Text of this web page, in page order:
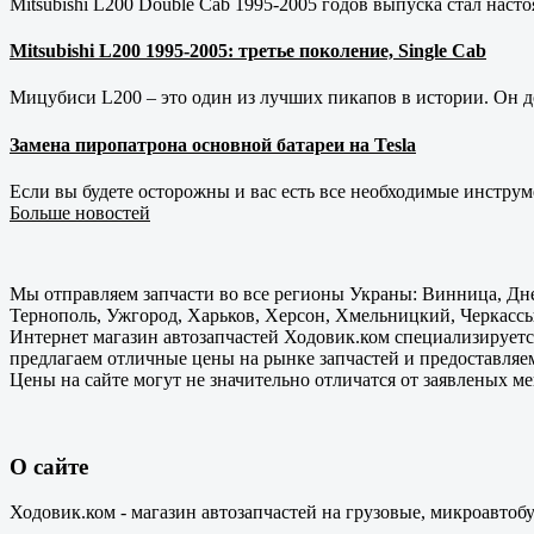
Mitsubishi L200 Double Cab 1995-2005 годов выпуска стал
Mitsubishi L200 1995-2005: третье поколение, Single Cab
Мицубиси L200 – это один из лучших пикапов в истории. Он
Замена пиропатрона основной батареи на Tesla
Если вы будете осторожны и вас есть все необходимые
Больше новостей
Мы отправляем запчасти во все регионы Украны: Винница,
Тернополь, Ужгород, Харьков, Херсон, Хмельницкий,
Интернет магазин автозапчастей Ходовик.ком
предлагаем отличные цены на рынке запчастей и
Цены на сайте могут не значительно отличатся от заявленых
О сайте
Ходовик.ком - магазин автозапчастей на грузовые,